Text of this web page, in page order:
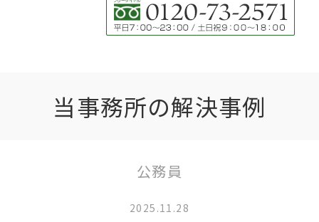
当事務所の解決事例
公務員
2025.11.28